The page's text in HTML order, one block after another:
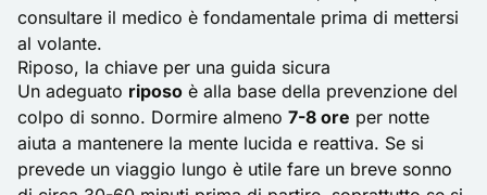
consultare il medico è fondamentale prima di mettersi
al volante.
Riposo, la chiave per una guida sicura
Un adeguato riposo è alla base della prevenzione del
colpo di sonno. Dormire almeno 7-8 ore per notte
aiuta a mantenere la mente lucida e reattiva. Se si
prevede un viaggio lungo è utile fare un breve sonno